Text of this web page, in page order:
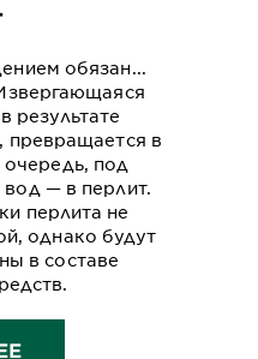
обязан...
результате
превращается в
под
— в перлит.
перлита не
однако будут
в составе